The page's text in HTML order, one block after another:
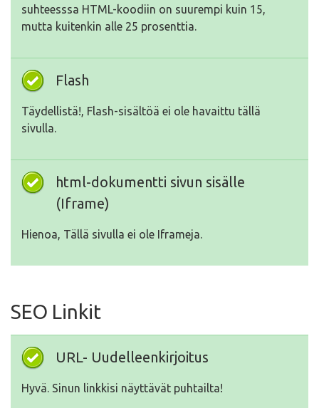
suhteesssa HTML-koodiin on suurempi kuin 15,
mutta kuitenkin alle 25 prosenttia.
Flash
Täydellistä!, Flash-sisältöä ei ole havaittu tällä
sivulla.
html-dokumentti sivun sisälle
(Iframe)
Hienoa, Tällä sivulla ei ole Iframeja.
SEO Linkit
URL- Uudelleenkirjoitus
Hyvä. Sinun linkkisi näyttävät puhtailta!